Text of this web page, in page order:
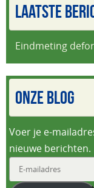
LAATSTE
Eindmeting
ONZE BLOG
Voer je e-
nieuwe berichten.
mailadres